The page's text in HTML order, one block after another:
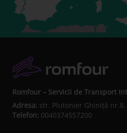
Romfour – Servicii de Transport
Adresa: str. Plutonier Ghiniţă
Telefon: 0040374557200